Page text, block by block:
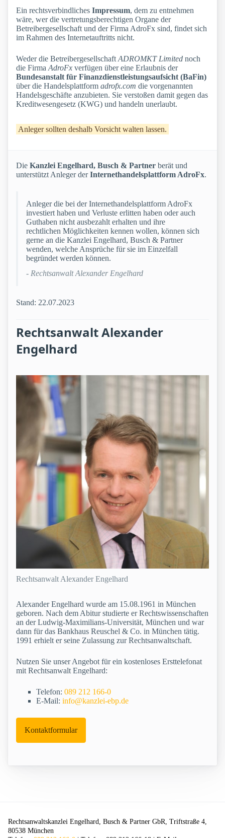
Ein rechtsverbindliches Impressum, dem zu entnehmen
wäre, wer die vertretungsberechtigen Organe der
Betreibergesellschaft und der Firma AdroFx sind, findet sich
im Rahmen des Internetauftritts nicht.
Weder die Betreibergesellschaft ADROMKT Limited noch
die Firma AdroFx verfügen über eine Erlaubnis der
Bundesanstalt für Finanzdienstleistungsaufsicht (BaFin)
über die Handelsplattform adrofx.com die vorgenannten
Handelsgeschäfte anzubieten. Sie verstoßen damit gegen das
Kreditwesengesetz (KWG) und handeln unerlaubt.
Anleger sollten deshalb Vorsicht walten lassen.
Die Kanzlei Engelhard, Busch & Partner berät und
unterstützt Anleger derInternethandelsplattform AdroFx.
Anleger die bei der Internethandelsplattform AdroFx
investiert haben und Verluste erlitten haben oder auch
Guthaben nicht ausbezahlt erhalten und ihre
rechtlichen Möglichkeiten kennen wollen, können sich
gerne an die Kanzlei Engelhard, Busch & Partner
wenden, welche Ansprüche für sie im Einzelfall
begründet werden können.
- Rechtsanwalt Alexander Engelhard
Stand: 22.07.2023
Rechtsanwalt Alexander
Engelhard
Rechtsanwalt Alexander Engelhard
Alexander Engelhard wurde am 15.08.1961 in München
geboren. Nach dem Abitur studierte er Rechtswissenschaften
an der Ludwig-Maximilians-Universität, München und war
dann für das Bankhaus Reuschel & Co. in München tätig.
1991 erhielt er seine Zulassung zur Rechtsanwaltschaft.
Nutzen Sie unser Angebot für ein kostenloses Ersttelefonat
mit Rechtsanwalt Engelhard:
Telefon: 089 212 166-0
E-Mail: info@kanzlei-ebp.de
Kontaktformular
Rechtsanwaltskanzlei Engelhard, Busch & Partner GbR, Triftstraße 4,
80538 München